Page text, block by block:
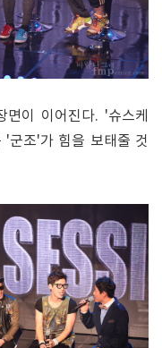
이 이어진다. '슈스케
군조'가 힘을 보태줄 것